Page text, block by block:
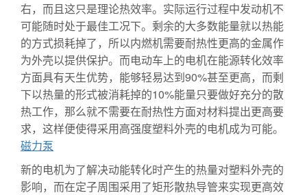
右，而且这只是理论热效率。实际运行过程中发动机不
可能随时处于最佳工况下。剩余的大多数能量就以热能
的方式损耗掉了，所以内燃机需要耐热性更高的金属作
为外壳以提供保护。而电动车上的电机在能源转化效率
方面具有天生优势，能够轻易达到90%甚至更高，而剩
下以热量的形式被消耗掉的10%能量只要做好充分的散
热工作，那么就不需要在耐热性方面对材料提出更高要
求，这样便使得采用高强度塑料外壳的电机成为可能。
磁力泵
新的电机为了解决动能转化时产生的热量对塑料外壳的
影响，而在定子周围采用了矩形散热导管来实现更高效